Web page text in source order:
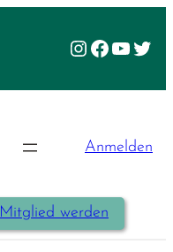
Instagram
Facebook
Anmelden
Mitglied werden